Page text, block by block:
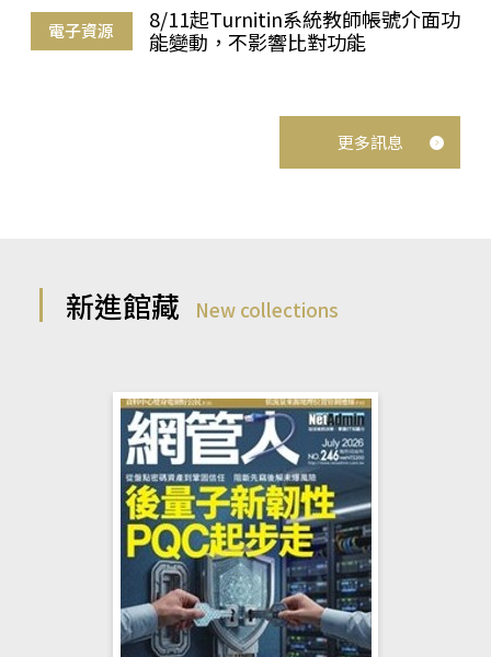
電子資源
8/11起Turnitin系統教師帳號介面功
能變動，不影響比對功能
更多訊息
新進館藏 New collections